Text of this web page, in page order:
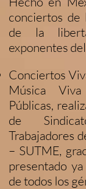
conciertos de
de la
exponentes
Conciertos
Música
Públicas,
de
Trabajadores
– SUTME,
presentado
de todos los